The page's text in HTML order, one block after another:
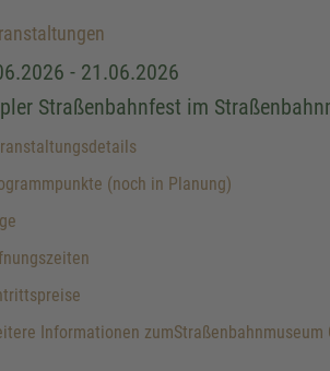
- 21.06.2026
Straßenbahnfest im
(noch in Planung)
Informationen zumStraßenbahnmuseum